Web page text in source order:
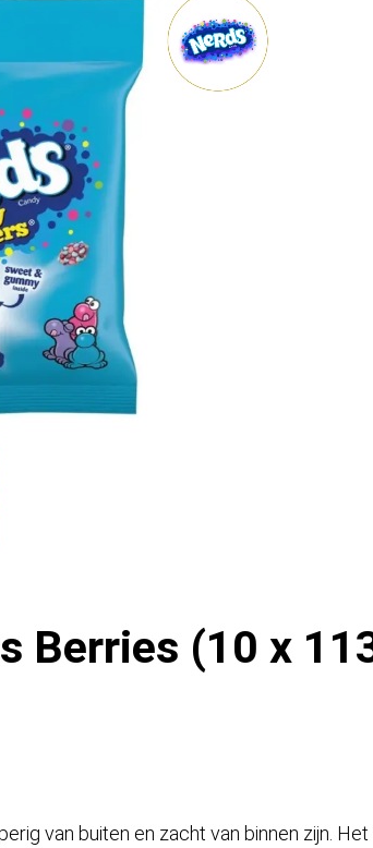
Berries (10 x
van buiten en zacht van binnen zijn. Het